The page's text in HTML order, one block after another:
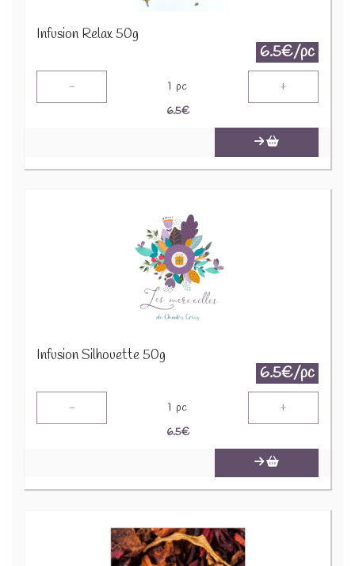
Infusion Relax 50g
6.5€/pc
- 1 pc +
6.5€
Infusion Silhouette 50g
6.5€/pc
- 1 pc +
6.5€